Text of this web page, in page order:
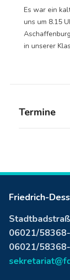
Termine
Es war ein
uns um 8.15
in unserer
Friedrich-
06021/
06021/